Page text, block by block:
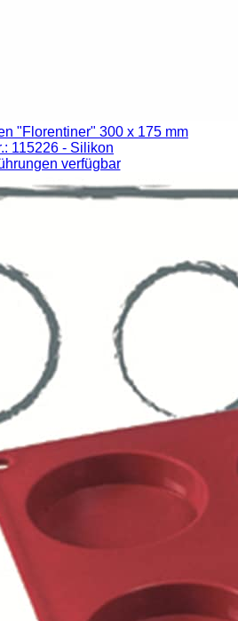
"Florentiner" 300 x 175 mm
115226 - Silikon
verfügbar